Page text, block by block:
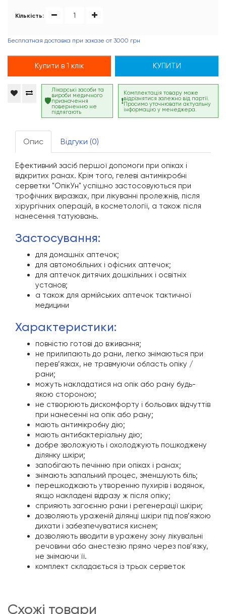
Кількість:
Бесплатная доставка при заказе от 3000 грн
Купити в 1 клік КУПИТИ
Лікарські засоби та
вироби медичного
призначення
поверненню не
підлягають
Комплектація товару може
відрізнятися залежно від партії.
Просимо уточнювати актуальну
інформацію у менеджера.
Опис Відгуки (0)
Ефективний засіб першої допомоги при опіках і
відкритих ранах. Крім того, гелеві антимікробні
серветки "ОпікУн" успішно застосовуються при
трофічних виразках, при лікуванні пролежнів, після
хірургічних операцій, в косметології, а також після
нанесення татуювань.
застосування:
для домашніх аптечок;
для автомобільних і офісних аптечок;
для аптечок дитячих дошкільних і освітніх
установ;
а також для армійських аптечок тактичної
медицини
характеристики:
повністю готові до вживання;
не прилипають до рани, легко знімаються при
перев’язках, не травмуючи область опіку /
рани;
можуть накладатися на опік або рану будь-
якою стороною;
не створюють дискомфорту і больових відчуттів
при нанесенні на опік або рану;
мають антимікробну дію;
мають антибактеріальну дію;
добре зволожують і охолоджують пошкоджену
ділянку шкіри;
запобігають печінню при опіках і ранах;
знімають запальний процес, зменшують біль;
перешкоджають утворенню пухирів і водянок,
якщо накладені відразу ж після опіку;
сприяють загоєнню рани і регенерації шкіри;
дозволяють ураженій ділянці шкіри під пов’язкою
дихати і забезпечуватися киснем;
дозволяють вводити в уражену зону лікувальні
речовини або анестезію прямо через пов’язку,
не знімаючи її.
комплект складається із трьох серветок
схожі товари